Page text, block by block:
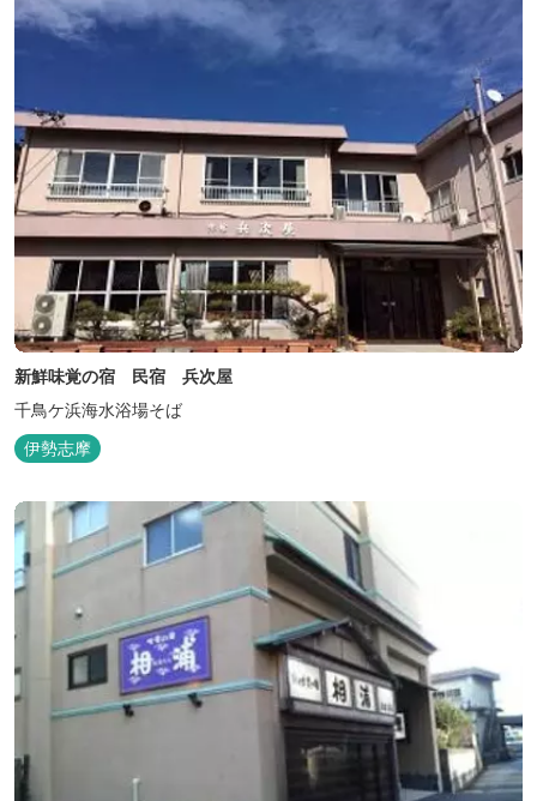
新鮮味覚の宿 民宿 兵次屋
千鳥ケ浜海水浴場そば
伊勢志摩